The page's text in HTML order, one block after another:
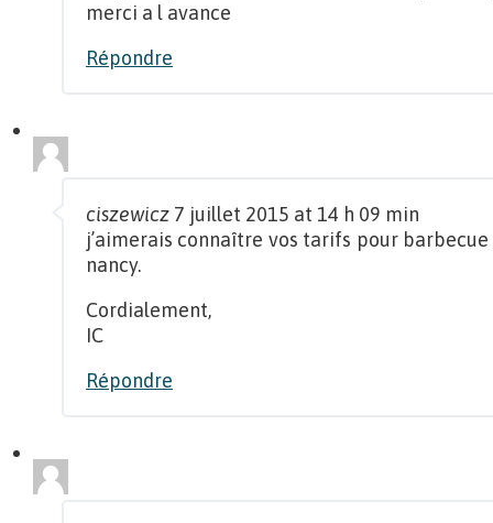
merci a l avance
Répondre
ciszewicz 7 juillet 2015 at 14 h 09 min
j’aimerais connaître vos tarifs pour
nancy.
Cordialement,
IC
Répondre